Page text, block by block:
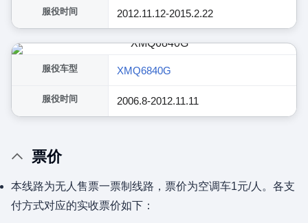
服役时间 2012.11.12-2015.2.22
服役车型 XMQ6840G
服役时间 2006.8-2012.11.11
票价
本线路为无人售票一票制线路，票价为空调车1元/人。各支
付方式对应的实收票价如下：